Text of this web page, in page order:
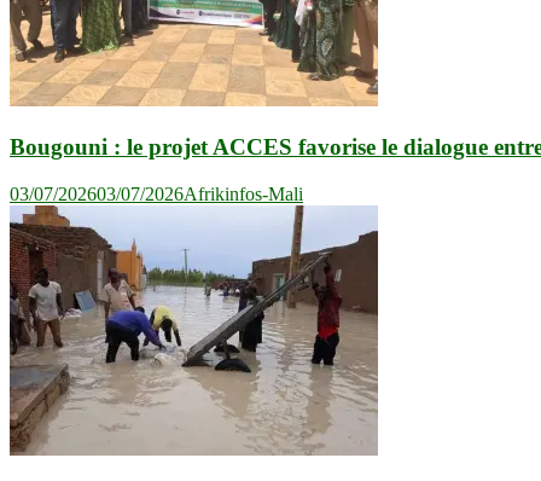
Bougouni : le projet ACCES favorise le dialogue
03/07/202603/07/2026Afrikinfos-Mali